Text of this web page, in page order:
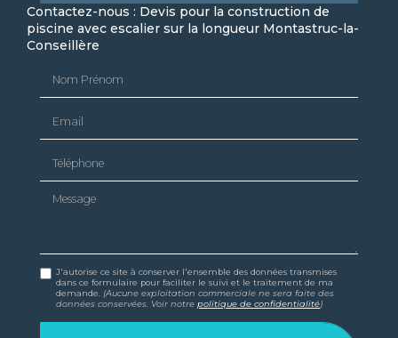
Contactez-nous : Devis pour la construction de
piscine avec escalier sur la longueur Montastruc-la-
Conseillère
Message
J'autorise ce site à conserver l'ensemble des données transmises
dans ce formulaire pour faciliter le suivi et le traitement de ma
demande. (Aucune exploitation commerciale ne sera faite des
données conservées. Voir notrepolitique de confidentialité)